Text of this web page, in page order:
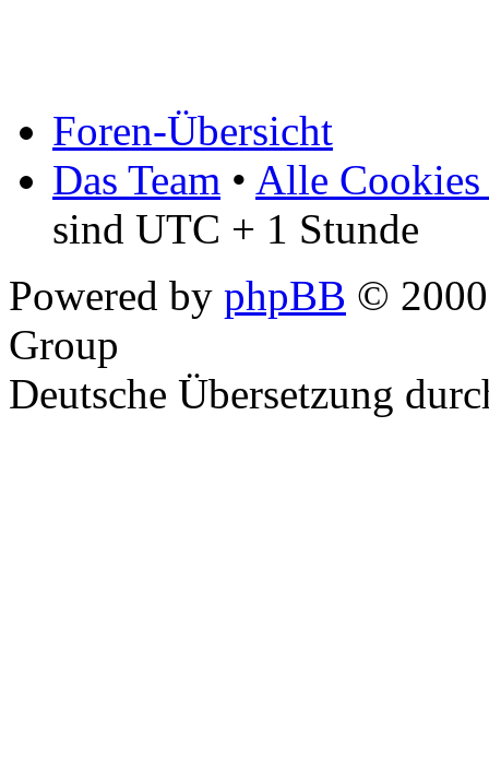
Foren-Übersicht
Das Team • Alle Cookies
sind UTC + 1 Stunde
Powered by phpBB ©
Group
Deutsche Übersetzung